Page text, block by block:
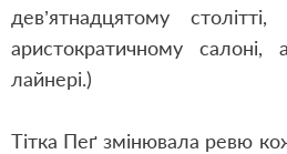
дев’ятнадцятому
аристократичному
лайнері.)
Тітка Пеґ змінювала ревю